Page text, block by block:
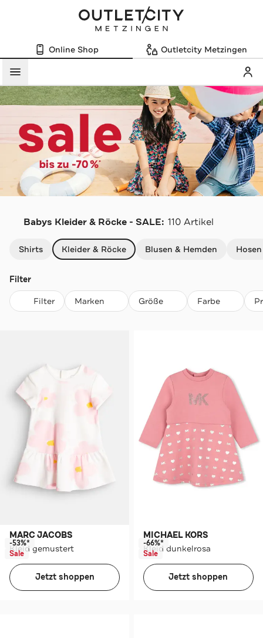
Online Shop Outletcity Metzingen
Menü
Babys Kleider & Röcke - SALE: 110 Artikel
Shirts Kleider & Röcke Blusen & Hemden Hosen
Filter
Filter Marken Größe Farbe
MARC JACOBS
Kleid gemustert
-53%*
Sale
Jetzt shoppen
MICHAEL KORS
Kleid dunkelrosa
-66%*
Sale
Jetzt shoppen